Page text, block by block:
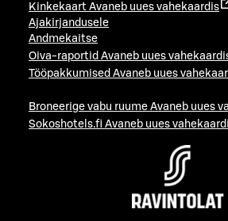
Kinkekaart Avaneb uues vahekaardis
Ajakirjandusele
Andmekaitse
Oiva-raportid Avaneb uues
Tööpakkumised Avaneb uues
Broneerige vabu ruume Avaneb uues
Sokoshotels.fi Avaneb uues